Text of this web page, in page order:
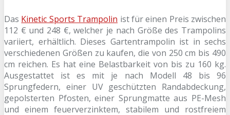
Das Kinetic Sports Trampolin ist für einen Preis zwischen
112 € und 248 €, welcher je nach Größe des Trampolins
variiert, erhältlich. Dieses Gartentrampolin ist in sechs
verschiedenen Größen zu kaufen, die von 250 cm bis 490
cm reichen. Es hat eine Belastbarkeit von bis zu 160 kg.
Ausgestattet ist es mit je nach Modell 48 bis 96
Sprungfedern, einer UV geschützten Randabdeckung,
gepolsterten Pfosten, einer Sprungmatte aus PE-Mesh
und einem feuerverzinktem, stabilem und rostfreiem